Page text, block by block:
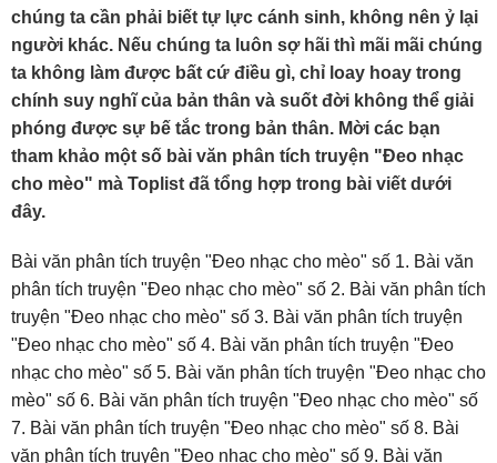
chúng ta cần phải biết tự lực cánh sinh, không nên ỷ lại
người khác. Nếu chúng ta luôn sợ hãi thì mãi mãi chúng
ta không làm được bất cứ điều gì, chỉ loay hoay trong
chính suy nghĩ của bản thân và suốt đời không thể giải
phóng được sự bế tắc trong bản thân. Mời các bạn
tham khảo một số bài văn phân tích truyện "Đeo nhạc
cho mèo" mà Toplist đã tổng hợp trong bài viết dưới
đây.
Bài văn phân tích truyện "Đeo nhạc cho mèo" số 1. Bài văn
phân tích truyện "Đeo nhạc cho mèo" số 2. Bài văn phân tích
truyện "Đeo nhạc cho mèo" số 3. Bài văn phân tích truyện
"Đeo nhạc cho mèo" số 4. Bài văn phân tích truyện "Đeo
nhạc cho mèo" số 5. Bài văn phân tích truyện "Đeo nhạc cho
mèo" số 6. Bài văn phân tích truyện "Đeo nhạc cho mèo" số
7. Bài văn phân tích truyện "Đeo nhạc cho mèo" số 8. Bài
văn phân tích truyện "Đeo nhạc cho mèo" số 9. Bài văn